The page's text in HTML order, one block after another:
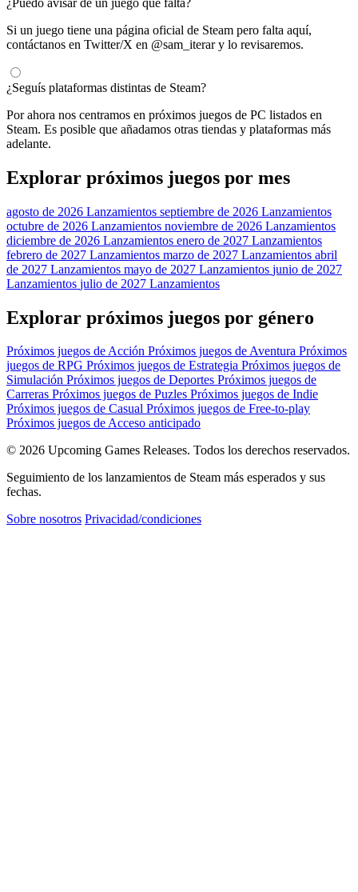
Si un juego tiene una página oficial de Steam pero falta aquí,
contáctanos en Twitter/X en @sam_iterar y lo revisaremos.
¿Seguís plataformas distintas de Steam?
Por ahora nos centramos en próximos juegos de PC listados en
Steam. Es posible que añadamos otras tiendas y plataformas más
adelante.
Explorar próximos juegos por mes
agosto de 2026 Lanzamientos septiembre de 2026 Lanzamientos
octubre de 2026 Lanzamientos noviembre de 2026 Lanzamientos
diciembre de 2026 Lanzamientos enero de 2027 Lanzamientos
febrero de 2027 Lanzamientos marzo de 2027 Lanzamientos abril
de 2027 Lanzamientos mayo de 2027 Lanzamientos junio de 2027
Lanzamientos julio de 2027 Lanzamientos
Explorar próximos juegos por género
Próximos juegos de Acción Próximos juegos de Aventura Próximos
juegos de RPG Próximos juegos de Estrategia Próximos juegos de
Simulación Próximos juegos de Deportes Próximos juegos de
Carreras Próximos juegos de Puzles Próximos juegos de Indie
Próximos juegos de Casual Próximos juegos de Free-to-play
Próximos juegos de Acceso anticipado
© 2026 Upcoming Games Releases. Todos los derechos reservados.
Seguimiento de los lanzamientos de Steam más esperados y sus
fechas.
Sobre nosotros Privacidad/condiciones